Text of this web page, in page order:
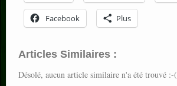
Facebook Plus
Articles Similaires :
Désolé, aucun article similaire n'a été trouvé :-(